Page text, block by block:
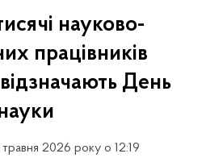
науково-
працівників
День
травня 2026 року о 12:19